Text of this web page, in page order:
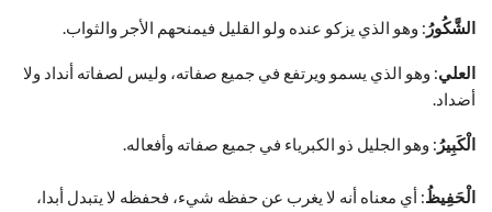
الشَّكُورُ: وهو الذي يزكو عنده ولو القليل فيمنحهم الأجر والثواب.
العلي: وهو الذي يسمو ويرتفع في جميع صفاته، وليس لصفاته أنداد ولا
أضداد.
الْكَبِيرُ: وهو الجليل ذو الكبرياء في جميع صفاته وأفعاله.
الْحَفِيظُ: أي معناه أنه لا يغرب عن حفظه شيء، فحفظه لا يتبدل أبدا،